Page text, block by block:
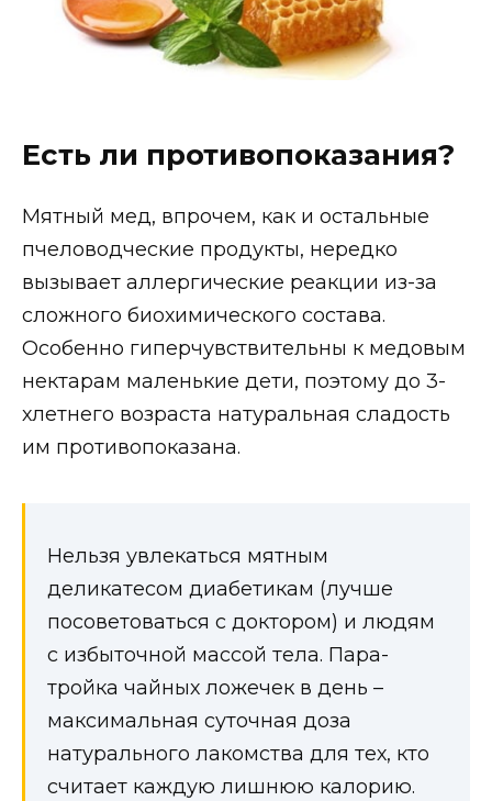
Есть ли противопоказания?
Мятный мед, впрочем, как и остальные
пчеловодческие продукты, нередко
вызывает аллергические реакции из-за
сложного биохимического состава.
Особенно гиперчувствительны к медовым
нектарам маленькие дети, поэтому до 3-
хлетнего возраста натуральная сладость
им противопоказана.
Нельзя увлекаться мятным
деликатесом диабетикам (лучше
посоветоваться с доктором) и людям
с избыточной массой тела. Пара-
тройка чайных ложечек в день –
максимальная суточная доза
натурального лакомства для тех, кто
считает каждую лишнюю калорию.